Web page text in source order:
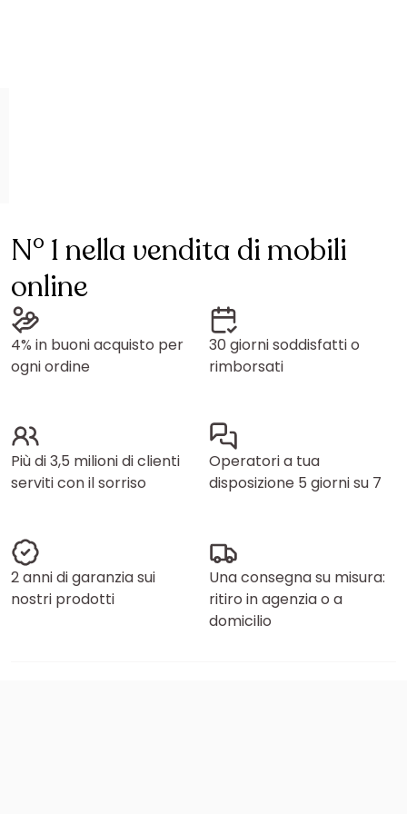
N° 1 nella vendita di mobili
online
4% in buoni acquisto per
ogni ordine
30 giorni soddisfatti o
rimborsati
Più di 3,5 milioni di clienti
serviti con il sorriso
Operatori a tua
disposizione 5 giorni su 7
2 anni di garanzia sui
nostri prodotti
Una consegna su misura:
ritiro in agenzia o a
domicilio